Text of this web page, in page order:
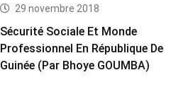
29 novembre 2018
Sécurité Sociale Et Monde
Professionnel En République De
Guinée (Par Bhoye GOUMBA)